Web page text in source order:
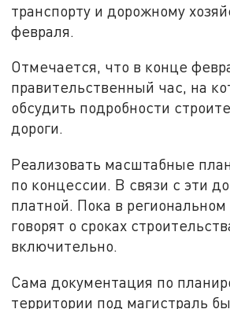
транспорту и дорожному
февраля.
Отмечается, что в конце
правительственный час, на
обсудить подробности
дороги.
Реализовать масштабные
по концессии. В связи с эти
платной. Пока в
говорят о сроках
включительно.
Сама документация по
территории под магистраль